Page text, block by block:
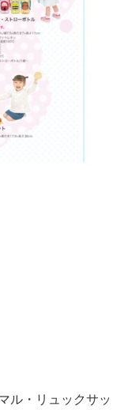
ル・リュックサッ